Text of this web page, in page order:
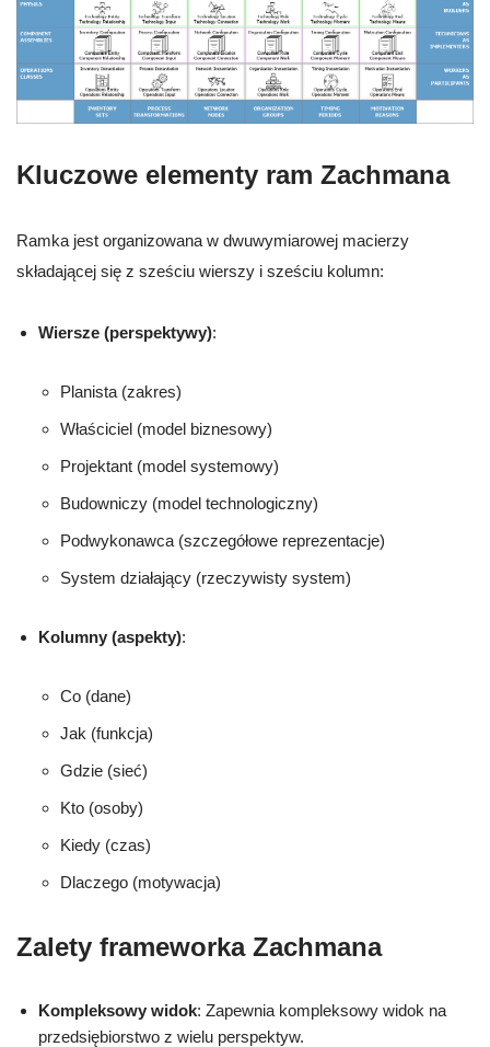
Kluczowe elementy ram Zachmana
Ramka jest organizowana w dwuwymiarowej macierzy
składającej się z sześciu wierszy i sześciu kolumn:
Wiersze (perspektywy):
Planista (zakres)
Właściciel (model biznesowy)
Projektant (model systemowy)
Budowniczy (model technologiczny)
Podwykonawca (szczegółowe reprezentacje)
System działający (rzeczywisty system)
Kolumny (aspekty):
Co (dane)
Jak (funkcja)
Gdzie (sieć)
Kto (osoby)
Kiedy (czas)
Dlaczego (motywacja)
Zalety frameworka Zachmana
Kompleksowy widok: Zapewnia kompleksowy widok na
przedsiębiorstwo z wielu perspektyw.